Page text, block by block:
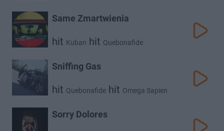
Same Zmartwienia
hit Kuban hit Quebonafide
Sniffing Gas
hit Quebonafide hit Omega Sapien
Sorry Dolores